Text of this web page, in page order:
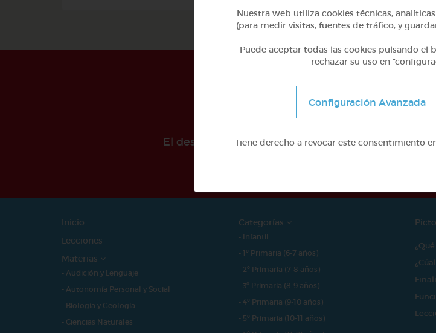
El desarollo de este proyecto ha sido posible
Inicio
Lecciones
Materias
- Audición y Lenguaje
- Autonomía Personal y Social
- Biología y Geología
- Ciencias Naturales
Categorías
- Infantil
- 1º Primaria (6-7 años)
- 2º Primaria (7-8 años)
- 3º Primaria (8-9 años)
- 4º Primaria (9-10 años)
- 5º Primaria (10-11 años)
¿Qué
Nuestra web utiliza cookies técnicas,
(para medir visitas, fuentes de tráfico, y
Puede aceptar todas las cookies pulsando el
rechazar su uso en
Configuración Avanzada
Tiene derecho a revocar este consentimiento